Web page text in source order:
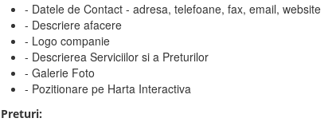
- Datele de Contact - adresa, telefoane, fax, email, website
- Descriere afacere
- Logo companie
- Descrierea Serviciilor si a Preturilor
- Galerie Foto
- Pozitionare pe Harta Interactiva
Preturi: